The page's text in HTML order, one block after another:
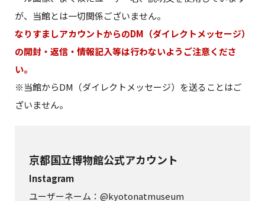
が、当館とは一切関係ございません。
なりすましアカウントからのDM（ダイレクトメッセージ）
の開封・返信・情報記入等は行わないようご注意くださ
い。
※当館からDM（ダイレクトメッセージ）を送ることはご
ざいません。
京都国立博物館公式アカウント
Instagram
ユーザーネーム：@kyotonatmuseum